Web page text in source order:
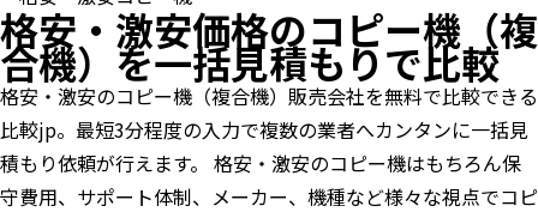
格安・激安価格のコピー機（複
合機）を一括見積もりで比較
格安・激安のコピー機（複合機）販売会社を無料で比較できる
比較jp。最短3分程度の入力で複数の業者へカンタンに一括見
積もり依頼が行えます。 格安・激安のコピー機はもちろん保
守費用、サポート体制、メーカー、機種など様々な視点でコピ